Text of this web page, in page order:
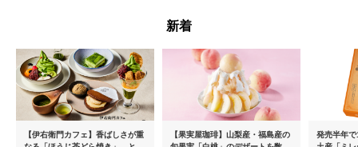
新着
【伊右衛門カフェ】香ばしさが重
【果実屋珈琲】山梨産・福島産の
発売半年